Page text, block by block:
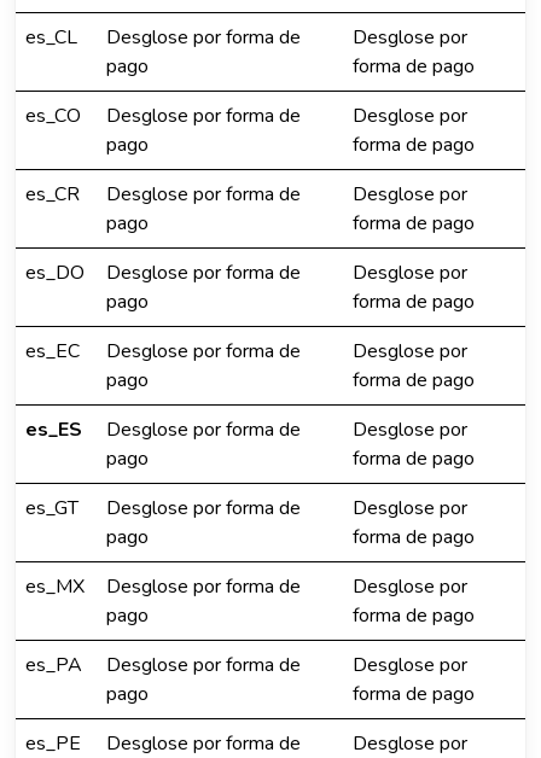
es_CL
Desglose por forma de
pago
Desglose por
forma de pago
es_CO
Desglose por forma de
pago
Desglose por
forma de pago
es_CR
Desglose por forma de
pago
Desglose por
forma de pago
es_DO
Desglose por forma de
pago
Desglose por
forma de pago
es_EC
Desglose por forma de
pago
Desglose por
forma de pago
es_ES
Desglose por forma de
pago
Desglose por
forma de pago
es_GT
Desglose por forma de
pago
Desglose por
forma de pago
es_MX
Desglose por forma de
pago
Desglose por
forma de pago
es_PA
Desglose por forma de
pago
Desglose por
forma de pago
es_PE
Desglose por forma de
Desglose por